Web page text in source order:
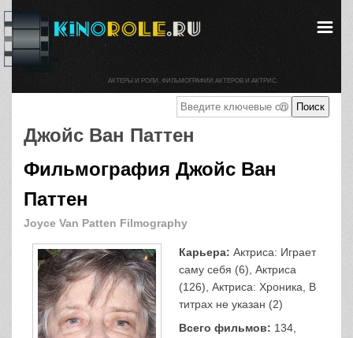
Джойс Ван Паттен
Фильмография Джойс Ван
Паттен
Joyce Van Patten Filmography
Карьера: Актриса: Играет
саму себя (6), Актриса
(126), Актриса: Хроника, В
титрах не указан (2)
Всего фильмов: 134,
АКТЕРЫ И РОЛИ. ФИЛЬМОГРАФИИ АКТЕРОВ И АКТРИС.